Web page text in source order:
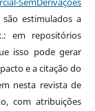
estimulados a
em repositórios
isso pode gerar
e a citação do
nesta revista de
com atribuições